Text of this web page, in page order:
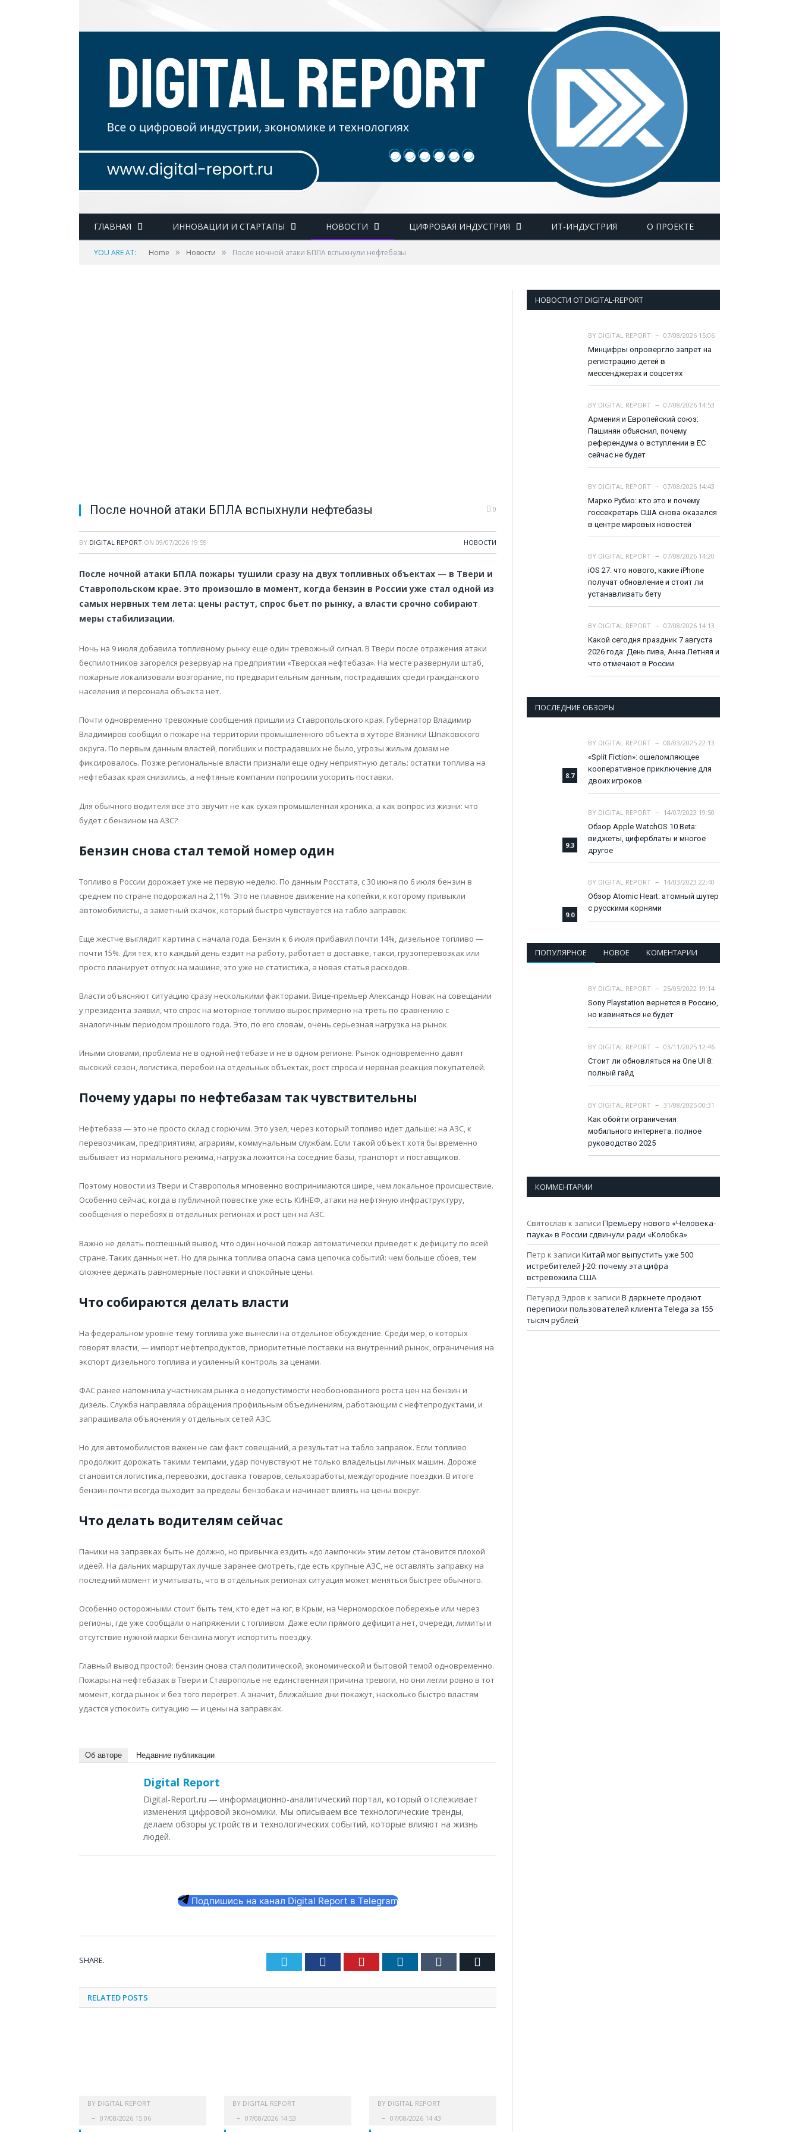
ГЛАВНАЯ ИННОВАЦИИ И СТАРТАПЫ НОВОСТИ ЦИФРОВАЯ ИНДУСТРИЯ ИТ-ИНДУСТРИЯ О ПРОЕКТЕ
YOU ARE AT: Home » Новости » После ночной атаки БПЛА вспыхнули нефтебазы
После ночной атаки БПЛА вспыхнули нефтебазы 0
BY DIGITAL REPORT ON 09/07/2026 19:59 НОВОСТИ
После ночной атаки БПЛА пожары тушили сразу на двух топливных объектах — в Твери и
Ставропольском крае. Это произошло в момент, когда бензин в России уже стал одной из
самых нервных тем лета: цены растут, спрос бьет по рынку, а власти срочно собирают
меры стабилизации.
Ночь на 9 июля добавила топливному рынку еще один тревожный сигнал. В Твери после отражения атаки
беспилотников загорелся резервуар на предприятии «Тверская нефтебаза». На месте развернули штаб,
пожарные локализовали возгорание, по предварительным данным, пострадавших среди гражданского
населения и персонала объекта нет.
Почти одновременно тревожные сообщения пришли из Ставропольского края. Губернатор Владимир
Владимиров сообщил о пожаре на территории промышленного объекта в хуторе Вязники Шпаковского
округа. По первым данным властей, погибших и пострадавших не было, угрозы жилым домам не
фиксировалось. Позже региональные власти признали еще одну неприятную деталь: остатки топлива на
нефтебазах края снизились, а нефтяные компании попросили ускорить поставки.
Для обычного водителя все это звучит не как сухая промышленная хроника, а как вопрос из жизни: что
будет с бензином на АЗС?
Бензин снова стал темой номер один
Топливо в России дорожает уже не первую неделю. По данным Росстата, с 30 июня по 6 июля бензин в
среднем по стране подорожал на 2,11%. Это не плавное движение на копейки, к которому привыкли
автомобилисты, а заметный скачок, который быстро чувствуется на табло заправок.
Еще жестче выглядит картина с начала года. Бензин к 6 июля прибавил почти 14%, дизельное топливо —
почти 15%. Для тех, кто каждый день ездит на работу, работает в доставке, такси, грузоперевозках или
просто планирует отпуск на машине, это уже не статистика, а новая статья расходов.
Власти объясняют ситуацию сразу несколькими факторами. Вице-премьер Александр Новак на совещании
у президента заявил, что спрос на моторное топливо вырос примерно на треть по сравнению с
аналогичным периодом прошлого года. Это, по его словам, очень серьезная нагрузка на рынок.
Иными словами, проблема не в одной нефтебазе и не в одном регионе. Рынок одновременно давят
высокий сезон, логистика, перебои на отдельных объектах, рост спроса и нервная реакция покупателей.
Почему удары по нефтебазам так чувствительны
Нефтебаза — это не просто склад с горючим. Это узел, через который топливо идет дальше: на АЗС, к
перевозчикам, предприятиям, аграриям, коммунальным службам. Если такой объект хотя бы временно
выбывает из нормального режима, нагрузка ложится на соседние базы, транспорт и поставщиков.
Поэтому новости из Твери и Ставрополья мгновенно воспринимаются шире, чем локальное происшествие.
Особенно сейчас, когда в публичной повестке уже есть КИНЕФ, атаки на нефтяную инфраструктуру,
сообщения о перебоях в отдельных регионах и рост цен на АЗС.
Важно не делать поспешный вывод, что один ночной пожар автоматически приведет к дефициту по всей
стране. Таких данных нет. Но для рынка топлива опасна сама цепочка событий: чем больше сбоев, тем
сложнее держать равномерные поставки и спокойные цены.
Что собираются делать власти
На федеральном уровне тему топлива уже вынесли на отдельное обсуждение. Среди мер, о которых
говорят власти, — импорт нефтепродуктов, приоритетные поставки на внутренний рынок, ограничения на
экспорт дизельного топлива и усиленный контроль за ценами.
ФАС ранее напомнила участникам рынка о недопустимости необоснованного роста цен на бензин и
дизель. Служба направляла обращения профильным объединениям, работающим с нефтепродуктами, и
запрашивала объяснения у отдельных сетей АЗС.
Но для автомобилистов важен не сам факт совещаний, а результат на табло заправок. Если топливо
продолжит дорожать такими темпами, удар почувствуют не только владельцы личных машин. Дороже
становится логистика, перевозки, доставка товаров, сельхозработы, междугородние поездки. В итоге
бензин почти всегда выходит за пределы бензобака и начинает влиять на цены вокруг.
Что делать водителям сейчас
Паники на заправках быть не должно, но привычка ездить «до лампочки» этим летом становится плохой
идеей. На дальних маршрутах лучше заранее смотреть, где есть крупные АЗС, не оставлять заправку на
последний момент и учитывать, что в отдельных регионах ситуация может меняться быстрее обычного.
Особенно осторожными стоит быть тем, кто едет на юг, в Крым, на Черноморское побережье или через
регионы, где уже сообщали о напряжении с топливом. Даже если прямого дефицита нет, очереди, лимиты и
отсутствие нужной марки бензина могут испортить поездку.
Главный вывод простой: бензин снова стал политической, экономической и бытовой темой одновременно.
Пожары на нефтебазах в Твери и Ставрополье не единственная причина тревоги, но они легли ровно в тот
момент, когда рынок и без того перегрет. А значит, ближайшие дни покажут, насколько быстро властям
удастся успокоить ситуацию — и цены на заправках.
Об авторе Недавние публикации
Digital Report
Digital-Report.ru — информационно-аналитический портал, который отслеживает
изменения цифровой экономики. Мы описываем все технологические тренды,
делаем обзоры устройств и технологических событий, которые влияют на жизнь
людей.
Подпишись на канал Digital Report в Telegram
SHARE. Twitter Facebook Pinterest LinkedIn Tumblr
RELATED POSTS
BY DIGITAL REPORT
07/08/2026 15:06
BY DIGITAL REPORT
07/08/2026 14:53
BY DIGITAL REPORT
07/08/2026 14:43
НОВОСТИ ОТ DIGITAL-REPORT
BY DIGITAL REPORT
07/08/2026 15:06
Минцифры опровергло запрет на
регистрацию детей в
мессенджерах и соцсетях
BY DIGITAL REPORT
07/08/2026 14:53
Армения и Европейский союз:
Пашинян объяснил, почему
референдума о вступлении в ЕС
сейчас не будет
BY DIGITAL REPORT
07/08/2026 14:43
Марко Рубио: кто это и почему
госсекретарь США снова оказался
в центре мировых новостей
BY DIGITAL REPORT
07/08/2026 14:20
iOS 27: что нового, какие iPhone
получат обновление и стоит ли
устанавливать бету
BY DIGITAL REPORT
07/08/2026 14:13
Какой сегодня праздник 7 августа
2026 года: День пива, Анна Летняя и
что отмечают в России
ПОСЛЕДНИЕ ОБЗОРЫ
8.7
BY DIGITAL REPORT
08/03/2025 22:13
«Split Fiction»: ошеломляющее
кооперативное приключение для
двоих игроков
9.3
BY DIGITAL REPORT
14/07/2023 19:50
Обзор Apple WatchOS 10 Beta:
виджеты, циферблаты и многое
другое
9.0
BY DIGITAL REPORT
14/03/2023 22:40
Обзор Atomic Heart: атомный шутер
с русскими корнями
ПОПУЛЯРНОЕ НОВОЕ КОМЕНТАРИИ
BY DIGITAL REPORT
25/05/2022 19:14
Sony Playstation вернется в Россию,
но извиняться не будет
BY DIGITAL REPORT
03/11/2025 12:46
Стоит ли обновляться на One UI 8:
полный гайд
BY DIGITAL REPORT
31/08/2025 00:31
Как обойти ограничения
мобильного интернета: полное
руководство 2025
КОММЕНТАРИИ
Святослав к записи Премьеру нового «Человека-
паука» в России сдвинули ради «Колобка»
Петр к записи Китай мог выпустить уже 500
истребителей J-20: почему эта цифра
встревожила США
Петуард Эдров к записи В даркнете продают
переписки пользователей клиента Telega за 155
тысяч рублей